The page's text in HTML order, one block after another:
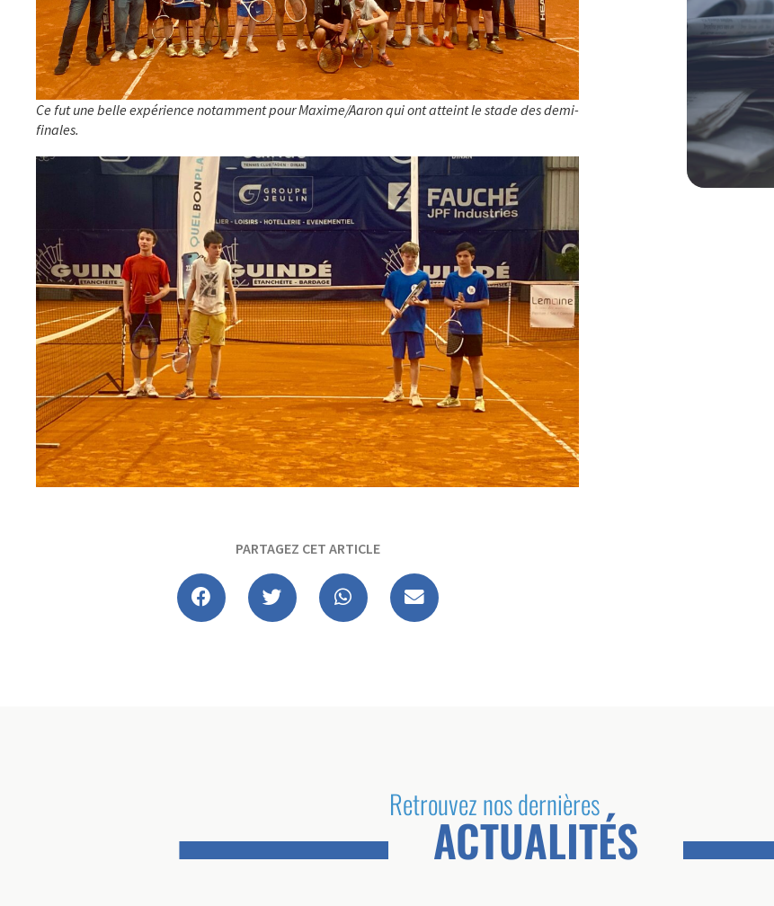
Ce fut une belle expérience notamment pour Maxime/Aaron qui ont atteint le stade des demi-
finales.
PARTAGEZ CET ARTICLE
Retrouvez nos dernières
ACTUALITÉS